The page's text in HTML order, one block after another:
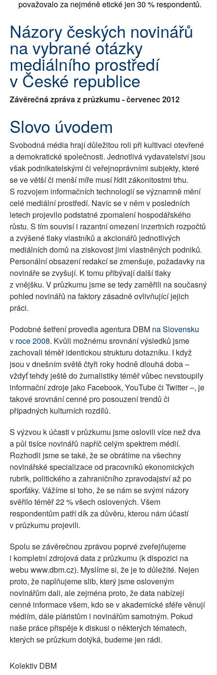
považovalo za nejméně etické jen 30 % respondentů.
Názory českých novinářů
na vybrané otázky
mediálního prostředí
v České republice
Závěrečná zpráva z průzkumu - červenec 2012
Slovo úvodem
Svobodná média hrají důležitou roli při kultivaci otevřené
a demokratické společnosti. Jednotlivá vydavatelství jsou
však podnikatelskými či veřejnoprávními subjekty, které
se ve větší či menší míře musí řídit zákonitostmi trhu.
S rozvojem informačních technologií se významně mění
celé mediální prostředí. Navíc se v něm v posledních
letech projevilo podstatné zpomalení hospodářského
růstu. S tím souvisí i razantní omezení inzertních rozpočtů
a zvýšené tlaky vlastníků a akcionářů jednotlivých
mediálních domů na ziskovost jimi vlastněných podniků.
Personální obsazení redakcí se zmenšuje, požadavky na
novináře se zvyšují. K tomu přibývají další tlaky
z vnějšku. V průzkumu jsme se tedy zaměřili na současný
pohled novinářů na faktory zásadně ovlivňující jejich
práci.
Podobné šetření provedla agentura DBM na Slovensku
v roce 2008. Kvůli možnému srovnání výsledků jsme
zachovali téměř identickou strukturu dotazníku. I když
jsou v dnešním světě čtyři roky hodně dlouhá doba –
vždyť tehdy ještě do žurnalistiky téměř vůbec nevstoupily
informační zdroje jako Facebook, YouTube či Twitter –, je
takové srovnání cenné pro posouzení trendů či
případných kulturních rozdílů.
S výzvou k účasti v průzkumu jsme oslovili více než dva
a půl tisíce novinářů napříč celým spektrem médií.
Rozhodli jsme se také, že se obrátíme na všechny
novinářské specializace od pracovníků ekonomických
rubrik, politického a zahraničního zpravodajství až po
sporťáky. Vážíme si toho, že se nám se svými názory
svěřilo téměř 22 % všech oslovených. Všem
respondentům patří dík za důvěru, kterou nám účastí
v průzkumu projevili.
Spolu se závěrečnou zprávou poprvé zveřejňujeme
i kompletní zdrojová data z průzkumu (k dispozici na
webu www.dbm.cz). Myslíme si, že je to důležité. Nejen
proto, že naplňujeme slib, který jsme osloveným
novinářům dali, ale zejména proto, že data nabízejí
cenné informace všem, kdo se v akademické sféře věnují
médiím, dále píáristům i novinářům samotným. Pokud
naše práce přispěje k diskusi o některých tématech,
kterých se průzkum dotýká, budeme jen rádi.
Kolektiv DBM